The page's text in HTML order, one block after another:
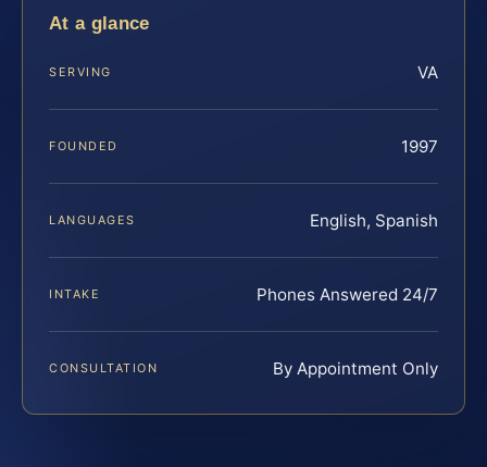
At a glance
SERVING VA
FOUNDED 1997
LANGUAGES English, Spanish
INTAKE Phones Answered 24/7
CONSULTATION By Appointment Only